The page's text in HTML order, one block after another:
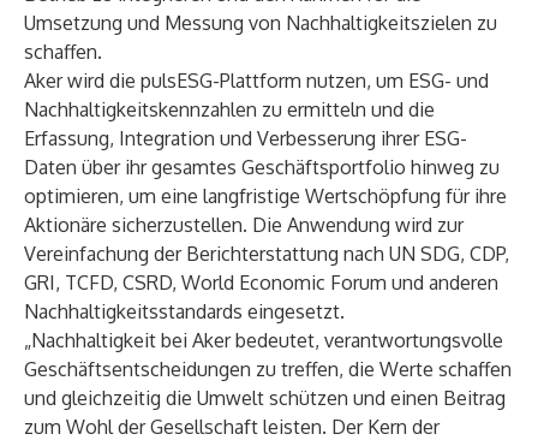
Umsetzung und Messung von Nachhaltigkeitszielen zu
schaffen.
Aker wird die pulsESG-Plattform nutzen, um ESG- und
Nachhaltigkeitskennzahlen zu ermitteln und die
Erfassung, Integration und Verbesserung ihrer ESG-
Daten über ihr gesamtes Geschäftsportfolio hinweg zu
optimieren, um eine langfristige Wertschöpfung für ihre
Aktionäre sicherzustellen. Die Anwendung wird zur
Vereinfachung der Berichterstattung nach UN SDG, CDP,
GRI, TCFD, CSRD, World Economic Forum und anderen
Nachhaltigkeitsstandards eingesetzt.
„Nachhaltigkeit bei Aker bedeutet, verantwortungsvolle
Geschäftsentscheidungen zu treffen, die Werte schaffen
und gleichzeitig die Umwelt schützen und einen Beitrag
zum Wohl der Gesellschaft leisten. Der Kern der